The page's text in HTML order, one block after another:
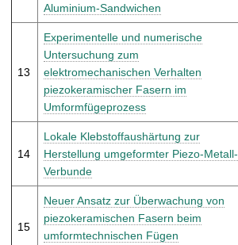
Aluminium-Sandwichen
13
Experimentelle und numerische
Untersuchung zum
elektromechanischen Verhalten
piezokeramischer Fasern im
Umformfügeprozess
14
Lokale Klebstoffaushärtung zur
Herstellung umgeformter Piezo-Metall-
Verbunde
15
Neuer Ansatz zur Überwachung von
piezokeramischen Fasern beim
umformtechnischen Fügen